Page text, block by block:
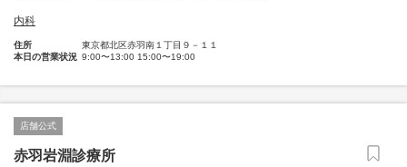
内科
住所
東京都北区赤羽南１丁目９－１１
本日の営業状況 9:00〜13:00 15:00〜19:00
店舗公式
赤羽岩淵診療所